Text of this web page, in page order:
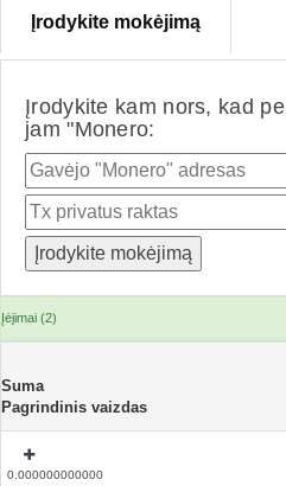
Įrodykite mokėjimą
Įrodykite kam nors, kad
jam "Monero:
Įėjimai (2)
Suma
Pagrindinis vaizdas
0.000000000000